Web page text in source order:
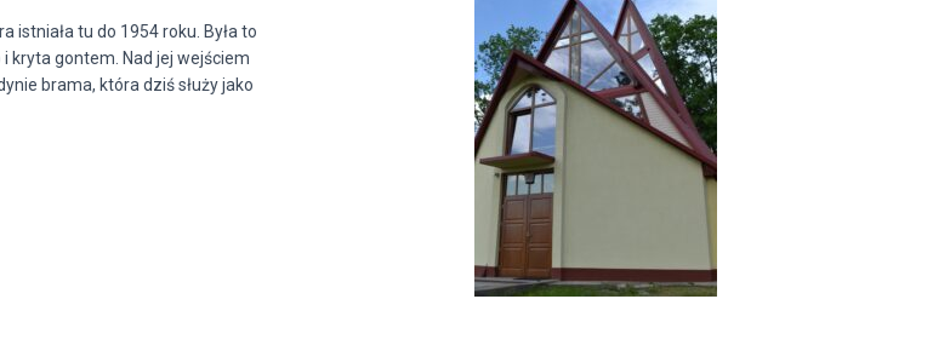
istniała tu do 1954 roku. Była to
kryta gontem. Nad jej wejściem
brama, która dziś służy jako